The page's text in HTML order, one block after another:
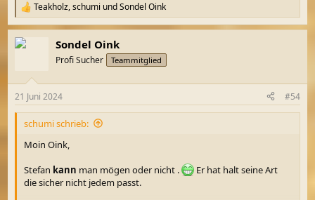
R
e
a
k
e
n
Teakholz,schumi undSondel Oink
Sondel Oink
Profi Sucher Teammitglied
21 Juni 2024 #54
schumi schrieb:
Moin Oink,
Stefan kann man mögen oder nicht .
Er hat halt seine Art
die sicher nicht jedem passt.